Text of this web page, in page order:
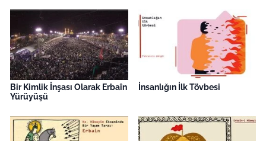
Bir Kimlik İnşası Olarak Erbaîn
Yürüyüşü
İnsanlığın İlk Tövbesi